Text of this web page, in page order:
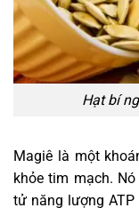
Hạt bí
Magiê là một
khỏe tim mạch.
tử năng lượng ATP